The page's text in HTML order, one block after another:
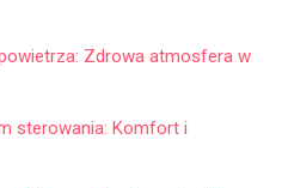
Zdrowa atmosfera w
sterowania: Komfort i